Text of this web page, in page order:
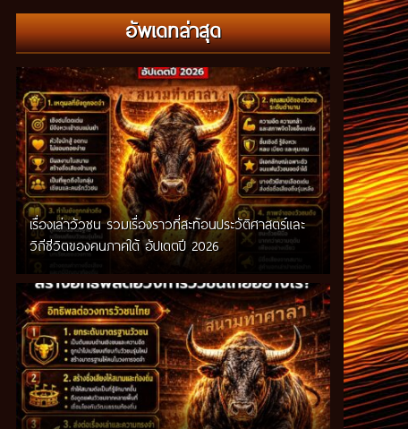
อัพเดทล่าสุด
เรื่องเล่าวัวชน รวมเรื่องราวที่สะท้อนประวัติศาสตร์และ
วิถีชีวิตของคนภาคใต้ อัปเดตปี 2026